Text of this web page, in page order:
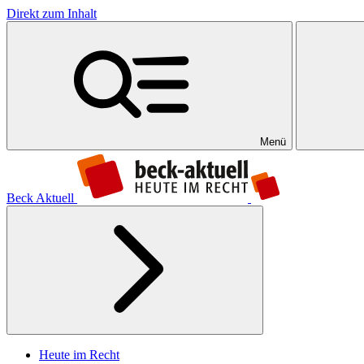
Direkt zum Inhalt
Menü
Beck Aktuell
Heute im Recht